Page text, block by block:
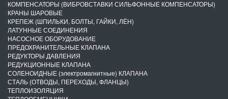
КОМПЕНСАТОРЫ (ВИБРОВСТАВКИ СИЛЬФОННЫЕ КОМПЕНСАТОРЫ)
КРАНЫ ШАРОВЫЕ
КРЕПЕЖ (ШПИЛЬКИ, БОЛТЫ, ГАЙКИ, ЛЁН)
ЛАТУННЫЕ СОЕДИНЕНИЯ
НАСОСНОЕ ОБОРУДОВАНИЕ
ПРЕДОХРАНИТЕЛЬНЫЕ КЛАПАНА
РЕДУКТОРЫ ДАВЛЕНИЯ
РЕДУКЦИОННЫЕ КЛАПАНА
СОЛЕНОИДНЫЕ (электромагнитные) КЛАПАНА
СТАЛЬ (ОТВОДЫ, ПЕРЕХОДЫ, ФЛАНЦЫ)
ТЕПЛОИЗОЛЯЦИЯ